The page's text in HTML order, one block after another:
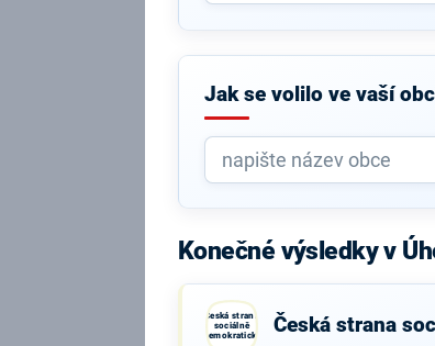
Jak se volilo ve vaší
Konečné výsledky v
Česká strana
sociálně
demokratická
Česká strana